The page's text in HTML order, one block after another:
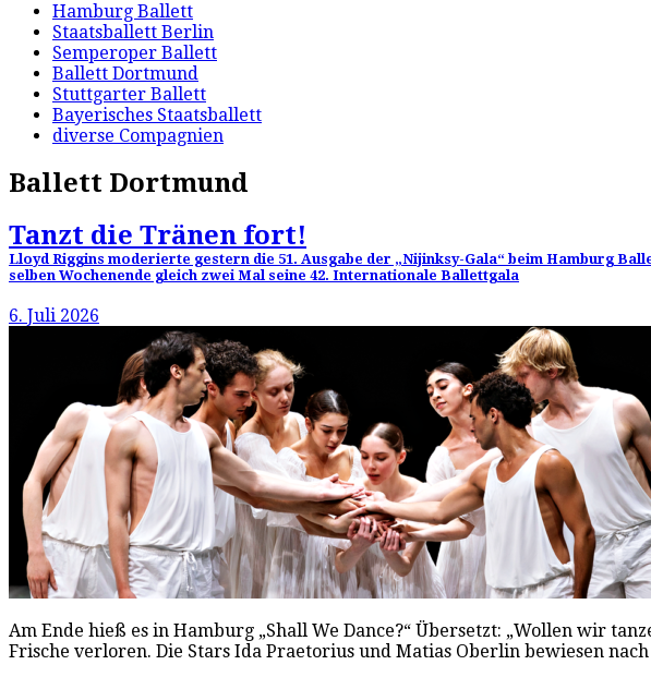
Hamburg Ballett
Staatsballett Berlin
Semperoper Ballett
Ballett Dortmund
Stuttgarter Ballett
Bayerisches Staatsballett
diverse Compagnien
Ballett Dortmund
Tanzt die Tränen fort!
Lloyd Riggins moderierte gestern die 51. Ausgabe der „Nijinksy-Gala“ beim Hamburg
selben Wochenende gleich zwei Mal seine 42. Internationale Ballettgala
6. Juli 2026
Am Ende hieß es in Hamburg „Shall We Dance?“ Übersetzt: „Wollen wir
Frische verloren. Die Stars Ida Praetorius und Matias Oberlin bewiesen